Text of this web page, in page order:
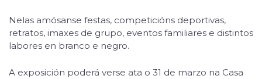
Nelas amósanse festas, competicións deportivas,
retratos, imaxes de grupo, eventos familiares e distintos
labores en branco e negro.
A exposición poderá verse ata o 31 de marzo na Casa